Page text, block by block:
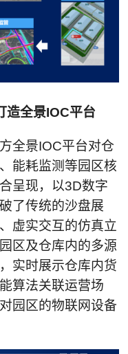
造全景IOC平台
全景IOC平台对仓
能耗监测等园区核
呈现，以3D数字
了传统的沙盘展
虚实交互的仿真立
区及仓库内的多源
实时展示仓库内货
算法关联运营场
园区的物联网设备